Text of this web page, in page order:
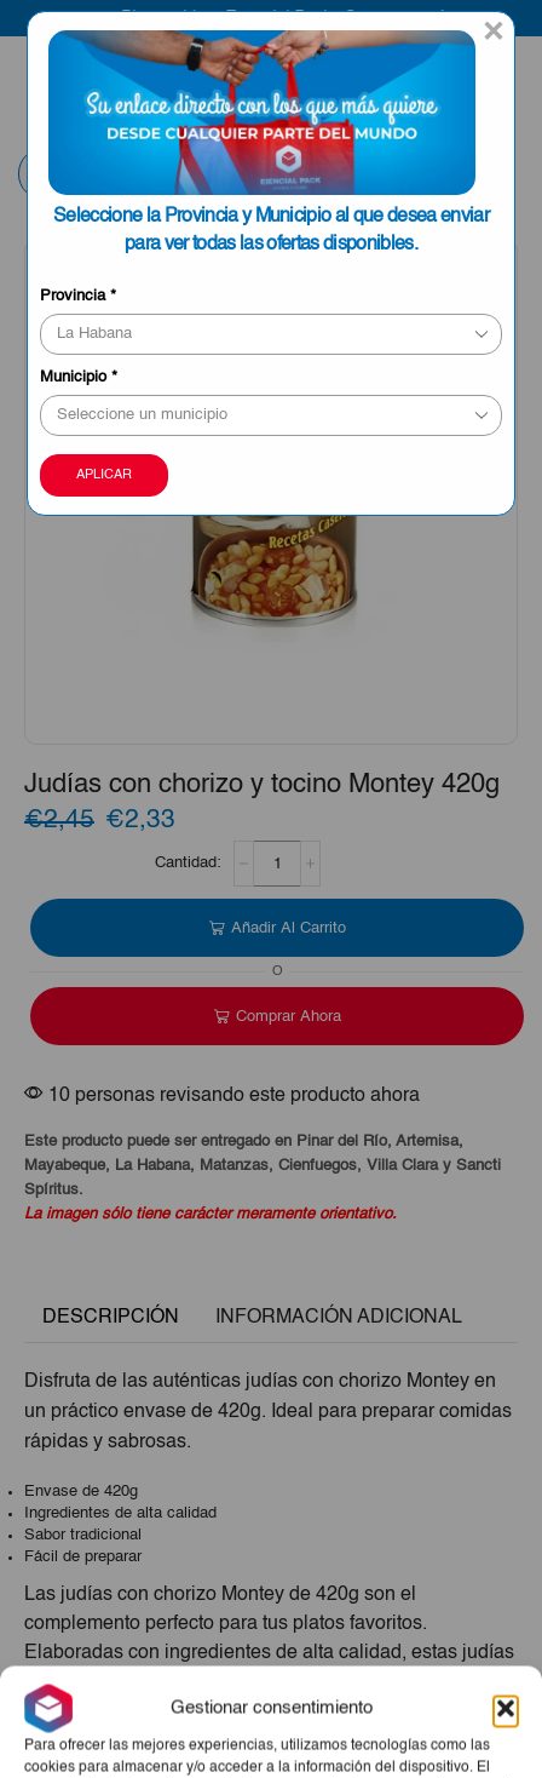
Gestionar consentimiento
Para ofrecer las mejores experiencias, utilizamos tecnologías como las
cookies para almacenar y/o acceder a la información del dispositivo. El
×
Seleccione la Provincia y Municipio al que desea enviar
para ver todas las ofertas disponibles.
Provincia*
Municipio*
APLICAR
ENVIAR A LA
HABANA
Judías con chorizo y tocino Montey 420g
€2,45 El
precio
original
€2,33
precio
actual
tocino
Montey
Añadir Al Carrito
O
Comprar Ahora
10 personas revisando este producto ahora
Este producto puede ser entregado en Pinar del Río, Artemisa,
Mayabeque, La Habana, Matanzas, Cienfuegos, Villa Clara y Sancti
Spíritus.
La imagen sólo tiene carácter meramente orientativo.
DESCRIPCIÓN INFORMACIÓN ADICIONAL
Disfruta de las auténticas judías con chorizo Montey en
un práctico envase de 420g. Ideal para preparar comidas
rápidas y sabrosas.
Envase de 420g
Ingredientes de alta calidad
Sabor tradicional
Fácil de preparar
Las judías con chorizo Montey de 420g son el
complemento perfecto para tus platos favoritos.
Elaboradas con ingredientes de alta calidad, estas judías
te brindarán un sabor tradicional inigualable. Prepara
deliciosas recetas en poco tiempo y disfruta de la
variedad de productos esenciales.